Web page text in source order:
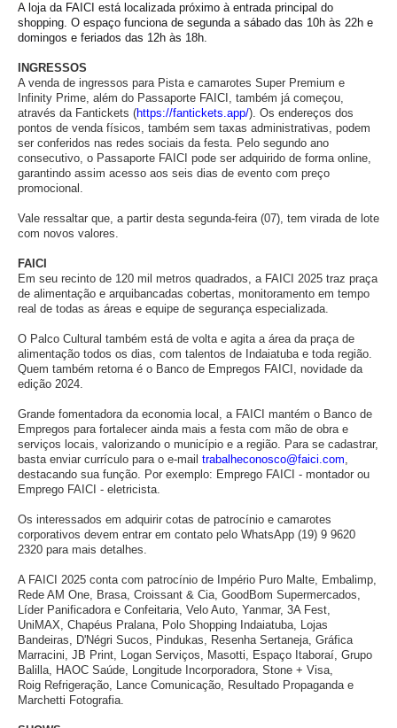
A loja da FAICI está localizada próximo à entrada principal do
shopping. O espaço funciona de segunda a sábado das 10h às 22h e
domingos e feriados das 12h às 18h.
INGRESSOS
A venda de ingressos para Pista e camarotes Super Premium e
Infinity Prime, além do Passaporte FAICI, também já começou,
através da Fantickets (https://fantickets.app/). Os endereços dos
pontos de venda físicos, também sem taxas administrativas, podem
ser conferidos nas redes sociais da festa. Pelo segundo ano
consecutivo, o Passaporte FAICI pode ser adquirido de forma online,
garantindo assim acesso aos seis dias de evento com preço
promocional.
Vale ressaltar que, a partir desta segunda-feira (07), tem virada de lote
com novos valores.
FAICI
Em seu recinto de 120 mil metros quadrados, a FAICI 2025 traz praça
de alimentação e arquibancadas cobertas, monitoramento em tempo
real de todas as áreas e equipe de segurança especializada.
O Palco Cultural também está de volta e agita a área da praça de
alimentação todos os dias, com talentos de Indaiatuba e toda região.
Quem também retorna é o Banco de Empregos FAICI, novidade da
edição 2024.
Grande fomentadora da economia local, a FAICI mantém o Banco de
Empregos para fortalecer ainda mais a festa com mão de obra e
serviços locais, valorizando o município e a região. Para se cadastrar,
basta enviar currículo para o e-mail trabalheconosco@faici.com,
destacando sua função. Por exemplo: Emprego FAICI - montador ou
Emprego FAICI - eletricista.
Os interessados em adquirir cotas de patrocínio e camarotes
corporativos devem entrar em contato pelo WhatsApp (19) 9 9620
2320 para mais detalhes.
A FAICI 2025 conta com patrocínio de Império Puro Malte, Embalimp,
Rede AM One, Brasa, Croissant & Cia, GoodBom Supermercados,
Líder Panificadora e Confeitaria, Velo Auto, Yanmar, 3A Fest,
UniMAX, Chapéus Pralana, Polo Shopping Indaiatuba, Lojas
Bandeiras, D'Négri Sucos, Pindukas, Resenha Sertaneja, Gráfica
Marracini, JB Print, Logan Serviços, Masotti, Espaço Itaboraí, Grupo
Balilla, HAOC Saúde, Longitude Incorporadora, Stone + Visa,
Roig Refrigeração, Lance Comunicação, Resultado Propaganda e
Marchetti Fotografia.